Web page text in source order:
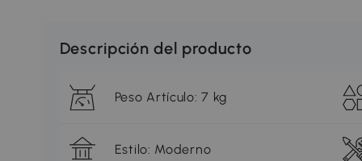
Descripción del producto
Peso Artículo: 7 kg
Estilo: Moderno